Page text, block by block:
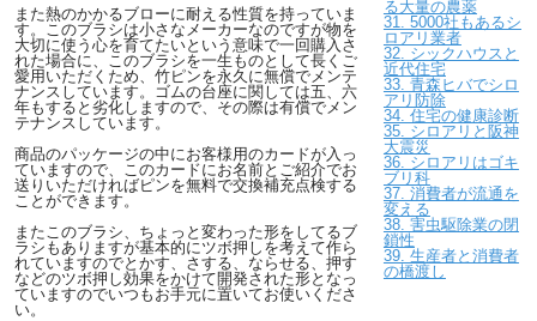
また熱のかかるブローに耐える性質を持っていま
す。このブラシは小さなメーカーなのですが物を
大切に使う心を育てたいという意味で一回購入さ
れた場合に、このブラシを一生ものとして長くご
愛用いただくため、竹ピンを永久に無償でメンテ
ナンスしています。ゴムの台座に関しては五、六
年もすると劣化しますので、その際は有償でメン
テナンスしています。
商品のパッケージの中にお客様用のカードが入っ
ていますので、このカードにお名前とご紹介でお
送りいただければピンを無料で交換補充点検する
ことができます。
またこのブラシ、ちょっと変わった形をしてるブ
ラシもありますが基本的にツボ押しを考えて作ら
れていますのでとかす、さする、ならせる、押す
などのツボ押し効果をかけて開発された形となっ
ていますのでいつもお手元に置いてお使いくださ
い。
る大量の農薬
31. 5000社もあるシ
ロアリ業者
32. シックハウスと
近代住宅
33. 青森ヒバでシロ
アリ防除
34. 住宅の健康診断
35. シロアリと阪神
大震災
36. シロアリはゴキ
ブリ科
37. 消費者が流通を
変える
38. 害虫駆除業の閉
鎖性
39. 生産者と消費者
の橋渡し